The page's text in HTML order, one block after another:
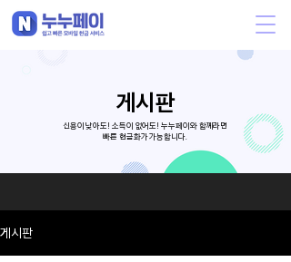
게시판
신용이 낮아도! 소득이 없어도! 누누페이와 함께라면
빠른 현금화가 가능합니다.
게시판